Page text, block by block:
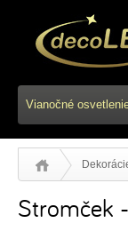
Vianočné
Stromček